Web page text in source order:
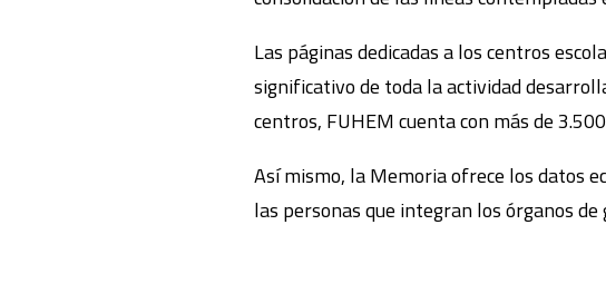
Las páginas dedicadas a los centros
significativo de toda la actividad
centros, FUHEM cuenta con más de
Así mismo, la Memoria ofrece los datos
las personas que integran los órganos